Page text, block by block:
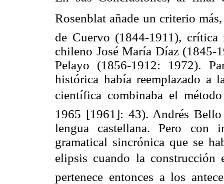
Rosenblat añade un criterio
de Cuervo (1844-1911),
chileno José María Díaz (1845-
Pelayo (1856-1912: 1972).
histórica había reemplazado a
científica combinaba el
1965 [1961]: 43). Andrés
lengua castellana. Pero con
gramatical sincrónica que se
elipsis cuando la construcción
pertenece entonces a los